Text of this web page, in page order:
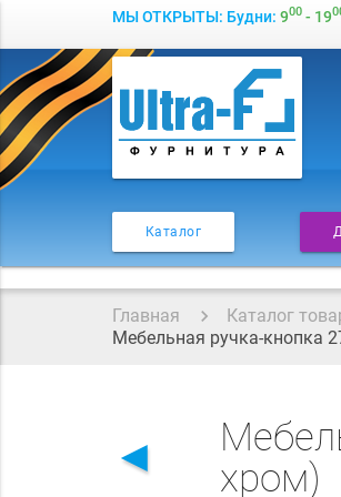
МЫ ОТКРЫТЫ: Будни: 900- 19
Каталог
Главная Каталог
Мебельная ручка-кнопка
◄
хром)